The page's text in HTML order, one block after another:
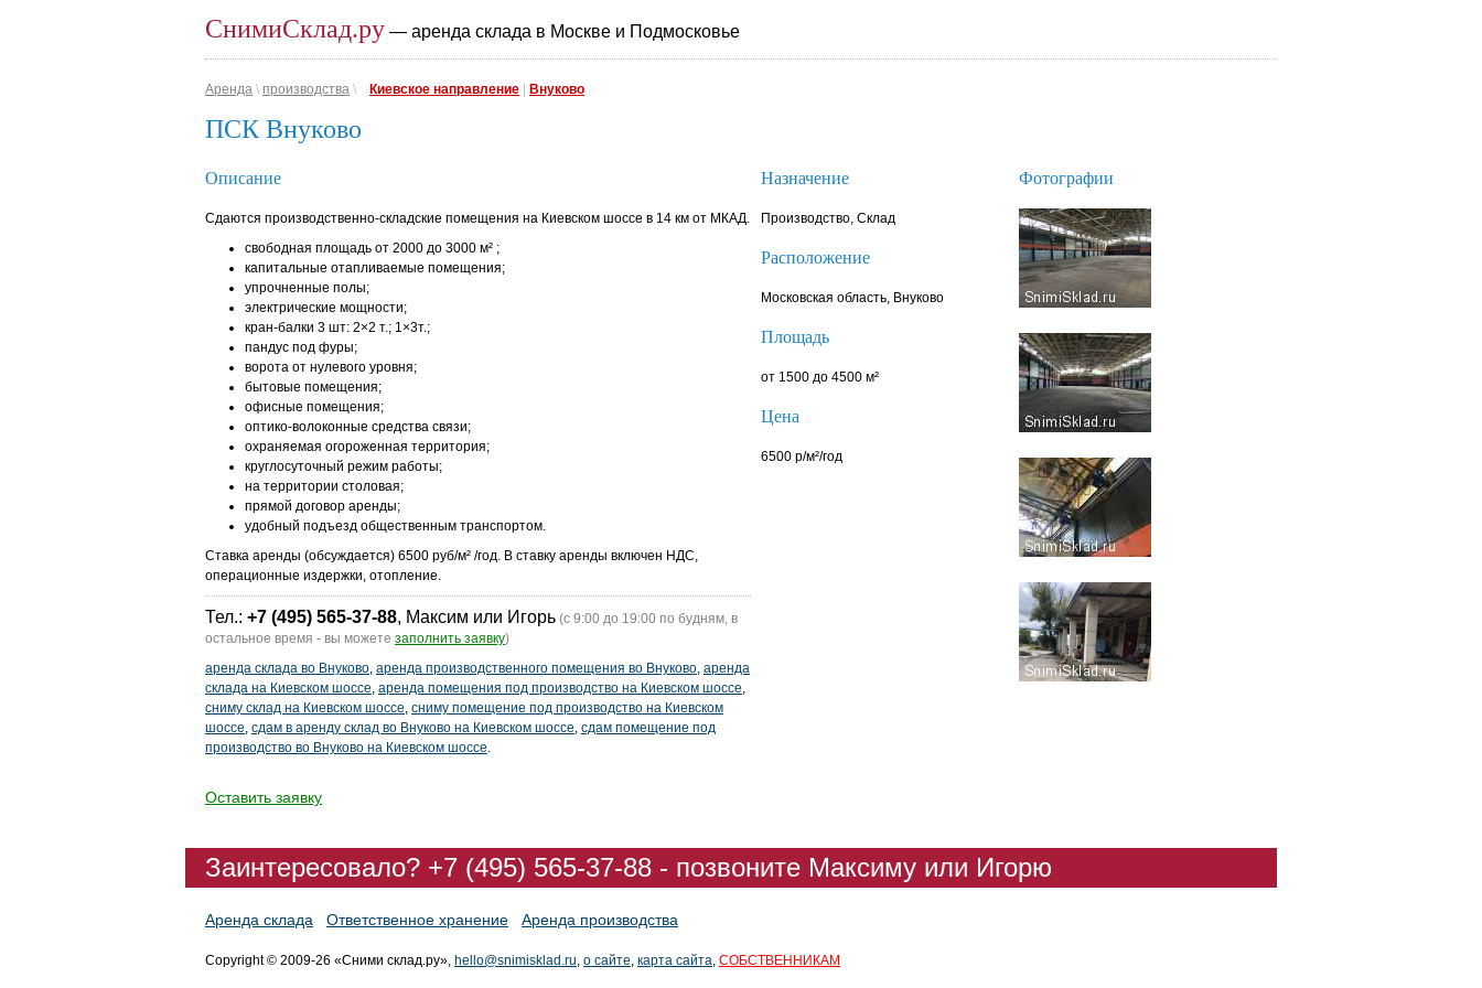
СнимиСклад.ру — аренда склада в Москве и Подмосковье
Аренда \ производства \ Киевское направление Внуково
ПСК Внуково
Описание
Сдаются производственно-складские помещения на Киевском шоссе в 14 км от МКАД.
свободная площадь от 2000 до 3000 м² ;
капитальные отапливаемые помещения;
упрочненные полы;
электрические мощности;
кран-балки 3 шт: 2×2 т.; 1×3т.;
пандус под фуры;
ворота от нулевого уровня;
бытовые помещения;
офисные помещения;
оптико-волоконные средства связи;
охраняемая огороженная территория;
круглосуточный режим работы;
на территории столовая;
прямой договор аренды;
удобный подъезд общественным транспортом.
Ставка аренды (обсуждается) 6500 руб/м² /год. В ставку аренды включен НДС,
операционные издержки, отопление.
Тел.: +7 (495) 565-37-88, Максим или Игорь (с 9:00 до 19:00 по будням, в
остальное время - вы можете заполнить заявку)
аренда склада во Внуково, аренда производственного помещения во Внуково, аренда
склада на Киевском шоссе, аренда помещения под производство на Киевском шоссе,
сниму склад на Киевском шоссе, сниму помещение под производство на Киевском
шоссе, сдам в аренду склад во Внуково на Киевском шоссе, сдам помещение под
производство во Внуково на Киевском шоссе.
Оставить заявку
Назначение
Производство, Склад
Расположение
Московская область, Внуково
Площадь
от 1500 до 4500 м²
Цена
6500 р/м²/год
Фотографии
Заинтересовало? +7 (495) 565-37-88 - позвоните Максиму или Игорю
Аренда склада Ответственное хранение Аренда производства
Copyright © 2009-26 «Сними склад.ру», hello@snimisklad.ru, о сайте, карта сайта, СОБСТВЕННИКАМ